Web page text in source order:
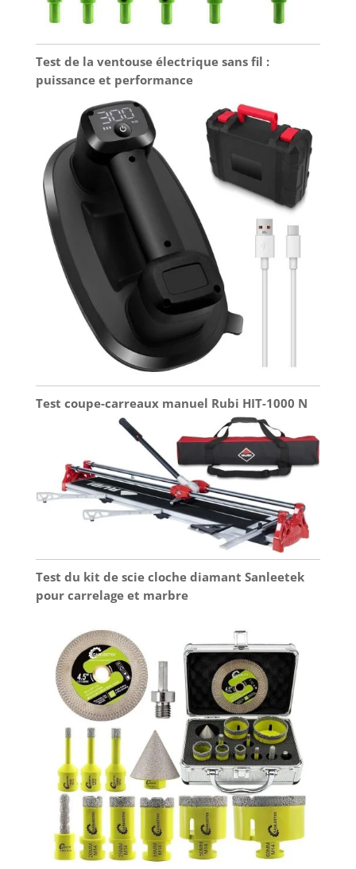
Test de la ventouse électrique sans fil :
puissance et performance
Test coupe-carreaux manuel Rubi HIT-1000 N
Test du kit de scie cloche diamant Sanleetek
pour carrelage et marbre